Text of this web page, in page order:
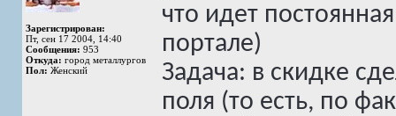
Зарегистрирован:
Пт, сен 17 2004, 14:40
Сообщения: 953
Откуда: город металлургов
Пол: Женский
что идет
портале)
Задача: в скидке
поля (то есть, по